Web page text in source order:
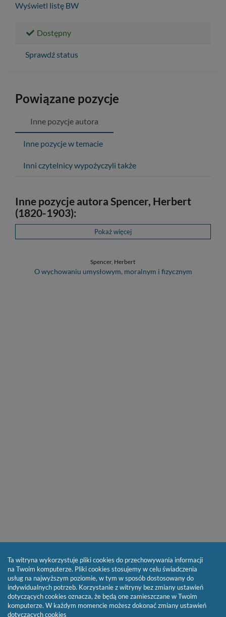
Wyświetl listę BW
Dostępny
Sprawdź status
Powiązane pozycje
Inne pozycje autora
Inne pozycje w temacie
Inni czytelnicy wypożyczyli także
Inne pozycje autora Spencer, Herbert
(1820-1903):
Pokaż więcej
Spencer, Herbert
O wychowaniu umysłowym, moralnym i fizycznym
Ta witryna wykorzystuje pliki cookies do przechowywania informacji
na Twoim komputerze. Pliki cookies stosujemy w celu świadczenia
usług na najwyższym poziomie, w tym w sposób dostosowany do
indywidualnych potrzeb. Korzystanie z witryny bez zmiany ustawień
dotyczących cookies oznacza, że będą one zamieszczane w Twoim
komputerze. W każdym momencie możesz dokonać zmiany ustawień
dotyczących cookies